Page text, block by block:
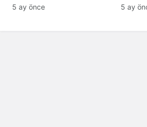
Patlama, Sirenler ve
5 ay önce 5 ay